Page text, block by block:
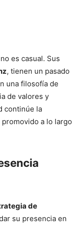
es casual. Sus
, tienen un pasado
una filosofía de
de valores y
continúe la
a lo largo
de
su presencia en